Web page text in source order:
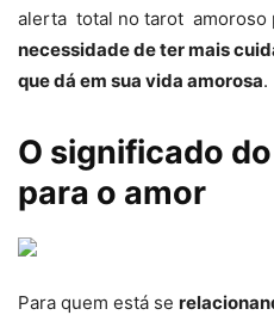
alerta total no tarot amoroso
necessidade de ter mais
que dá em sua vida amorosa.
O significado
para o amor
Para quem está se